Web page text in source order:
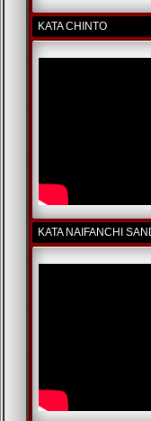
KATA CHINTO
KATA NAIFANCHI